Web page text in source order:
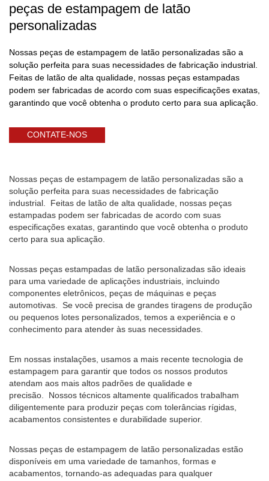
peças de estampagem de latão
personalizadas
Nossas peças de estampagem de latão personalizadas são a
solução perfeita para suas necessidades de fabricação industrial.
Feitas de latão de alta qualidade, nossas peças estampadas
podem ser fabricadas de acordo com suas especificações exatas,
garantindo que você obtenha o produto certo para sua aplicação.
CONTATE-NOS
Nossas peças de estampagem de latão personalizadas são a
solução perfeita para suas necessidades de fabricação
industrial. Feitas de latão de alta qualidade, nossas peças
estampadas podem ser fabricadas de acordo com suas
especificações exatas, garantindo que você obtenha o produto
certo para sua aplicação.
Nossas peças estampadas de latão personalizadas são ideais
para uma variedade de aplicações industriais, incluindo
componentes eletrônicos, peças de máquinas e peças
automotivas. Se você precisa de grandes tiragens de produção
ou pequenos lotes personalizados, temos a experiência e o
conhecimento para atender às suas necessidades.
Em nossas instalações, usamos a mais recente tecnologia de
estampagem para garantir que todos os nossos produtos
atendam aos mais altos padrões de qualidade e
precisão. Nossos técnicos altamente qualificados trabalham
diligentemente para produzir peças com tolerâncias rígidas,
acabamentos consistentes e durabilidade superior.
Nossas peças de estampagem de latão personalizadas estão
disponíveis em uma variedade de tamanhos, formas e
acabamentos, tornando-as adequadas para qualquer